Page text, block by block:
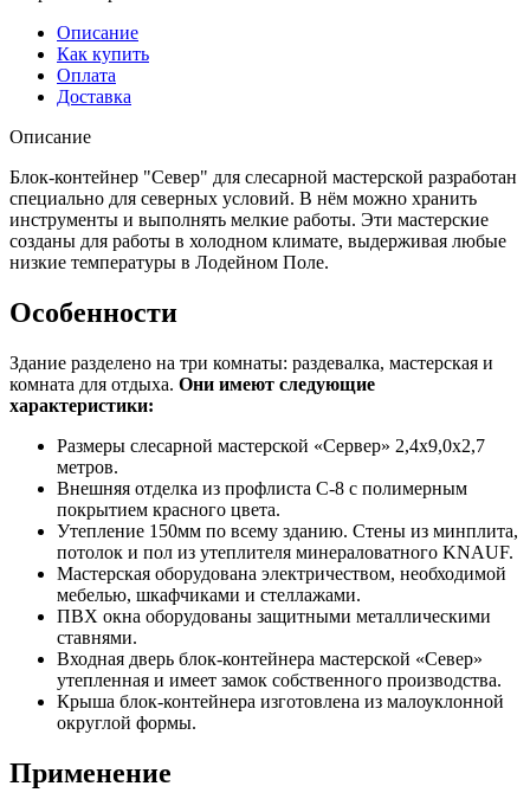
Описание
Как купить
Оплата
Доставка
Описание
Блок-контейнер "Север" для слесарной мастерской разработан
специально для северных условий. В нём можно хранить
инструменты и выполнять мелкие работы. Эти мастерские
созданы для работы в холодном климате, выдерживая любые
низкие температуры в Лодейном Поле.
Особенности
Здание разделено на три комнаты: раздевалка, мастерская и
комната для отдыха. Они имеют следующие
характеристики:
Размеры слесарной мастерской «Сервер» 2,4х9,0х2,7
метров.
Внешняя отделка из профлиста С-8 с полимерным
покрытием красного цвета.
Утепление 150мм по всему зданию. Стены из минплита,
потолок и пол из утеплителя минераловатного KNAUF.
Мастерская оборудована электричеством, необходимой
мебелью, шкафчиками и стеллажами.
ПВХ окна оборудованы защитными металлическими
ставнями.
Входная дверь блок-контейнера мастерской «Север»
утепленная и имеет замок собственного производства.
Крыша блок-контейнера изготовлена из малоуклонной
округлой формы.
Применение